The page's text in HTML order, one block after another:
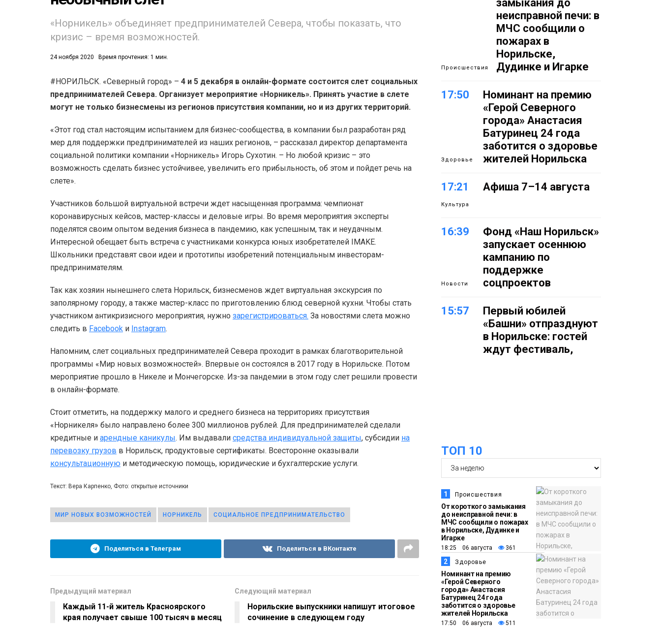
«Норникель» объединяет предпринимателей Севера, чтобы показать, что
кризис – время возможностей.
24 ноября 2020 Время прочтения: 1 мин.
#НОРИЛЬСК. «Северный город» – 4 и 5 декабря в онлайн-формате состоится слет социальных
предпринимателей Севера. Организует мероприятие «Норникель». Принять участие в слете
могут не только бизнесмены из регионов присутствия компании, но и из других территорий.
«Этот год стал настоящим испытанием для бизнес-сообщества, в компании был разработан ряд
мер для поддержки предпринимателей из наших регионов, – рассказал директор департамента
социальной политики компании «Норникель» Игорь Сухотин. – Но любой кризис – это
возможность сделать бизнес устойчивее, увеличить его прибыльность, об этом и пойдет речь на
слете».
Участников большой виртуальной встречи ждет насыщенная программа: чемпионат
коронавирусных кейсов, мастер-классы и деловые игры. Во время мероприятия эксперты
поделятся своим опытом ведения бизнеса в пандемию, как успешным, так и неудачным.
Интересной обещает быть встреча с участниками конкурса юных изобретателей IMAKE.
Школьники представят свои идеи и прототипы изобретений потенциальным инвесторам-
предпринимателям.
Так как хозяин нынешнего слета Норильск, бизнесменов ждет виртуальная экскурсия по
заполярному городу, а также мастер-класс по приготовлению блюд северной кухни. Чтобы стать
участником антикризисного мероприятия, нужно зарегистрироваться. За новостями слета можно
следить в Facebook и Instagram.
Напомним, слет социальных предпринимателей Севера проходит в рамках благотворительной
программы «Мир новых возможностей». Впервые он состоялся в 2017 году в Норильске. Потом
мероприятие прошло в Никеле и Мончегорске. Из-за пандемии в этом году слет решили провести
в онлайн-формате.
Стоит отметить, на поддержку малого и среднего бизнеса на территориях присутствия
«Норникеля» было направлено более 300 миллионов рублей. Для предпринимателей сделали
кредитные и арендные каникулы. Им выдавали средства индивидуальной защиты, субсидии на
перевозку грузов в Норильск, продуктовые сертификаты. Всесторонне оказывали
консультационную и методическую помощь, юридические и бухгалтерские услуги.
Текст: Вера Карпенко, Фото: открытые источники
МИР НОВЫХ ВОЗМОЖНОСТЕЙ НОРНИКЕЛЬ СОЦИАЛЬНОЕ ПРЕДПРИНИМАТЕЛЬСТВО
Поделиться в Телеграм Поделиться в ВКонтакте
Предыдущий материал
Каждый 11-й житель Красноярского
края получает свыше 100 тысяч в месяц
Следующий материал
Норильские выпускники напишут итоговое
сочинение в следующем году
Происшествия
замыкания до
неисправной печи: в
МЧС сообщили о
пожарах в
Норильске,
Дудинке и Игарке
17:50
Здоровье
Номинант на премию
«Герой Северного
города» Анастасия
Батуринец 24 года
заботится о здоровье
жителей Норильска
17:21
Культура
Афиша 7–14 августа
16:39
Новости
Фонд «Наш Норильск»
запускает осеннюю
кампанию по
поддержке
соцпроектов
15:57
Первый юбилей
«Башни» отпразднуют
в Норильске: гостей
ждут фестиваль,
14:36
Плато
Путорана
На плато Путорана
создадут систему
наблюдения за вечной
мерзлотой и очистят
территорию от мусора
13:47
Новости
Заполярный
транспортный филиал
в Дудинке
заасфальтировал 47
тысяч «квадратов»
грузовых площадок
ТОП 10
1 Происшествия
От короткого замыкания
до неисправной печи: в
МЧС сообщили о пожарах
в Норильске, Дудинке и
Игарке
18:25 06 августа 361
2 Здоровье
Номинант на премию
«Герой Северного
города» Анастасия
Батуринец 24 года
заботится о здоровье
жителей Норильска
17:50 06 августа 511